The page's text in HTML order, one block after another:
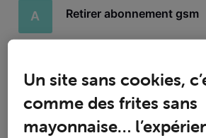
A Retirer abonnement gsm
je peux changer de fournisseur pour les
payer un supplément pour la tv reçue en
3
Un site sans cookies,
comme des frites sans
mayonnaise…